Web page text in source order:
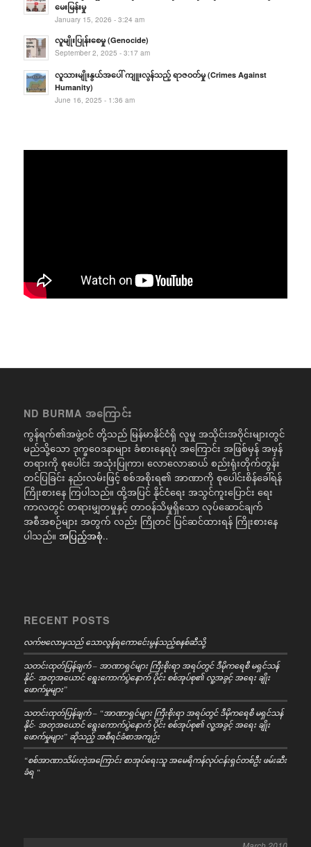
မေးမြန်းမှု
January 15, 2026 - 3:24 am
လူမျိုးပြုန်းစေမှု (Genocide)
September 2, 2025 - 3:17 am
လူသားမျိုးနွယ်အပေါ် ကျူးလွန်သည့် ရာဇဝတ်မှု (Crimes Against
Humanity)
June 16, 2025 - 1:36 am
ND BURMA အကြောင်း
ကွန်ရက်၏အဖွဲ့ဝင် တို့သည် မြန်မာနိုင်ငံရှိ လူမှု အသိုင်းအဝိုင်းများတွင်
မည်သို့သော ဒုက္ခဝေဒနာများ ခံစားနေရပုံ အကြောင်း အဖြစ်မှန် အမှန်
တရားကို စုပေါင်း အသုံးပြုကာ၊ လောလောဆယ် စည်းရုံးတိုက်တွန်း
တင်ပြခြင်း နည်းလမ်းဖြင့် စစ်အစိုးရ၏ အာဏာကို စုပေါင်းစိန်ခေါ်ရန်
ကြိုးစားနေ ကြပါသည်။ ထို့အပြင် နိုင်ငံရေး အသွင်ကူးပြောင်း ရေး
ကာလတွင် တရားမျှတမှုနှင့် တာဝန်သိမှုရှိသော လုပ်ဆောင်ချက်
အစီအစဉ်များ အတွက် လည်း ကြိုတင် ပြင်ဆင်ထားရန် ကြိုးစားနေ
ပါသည်။ အပြည့်အစုံ..
RECENT POSTS
လက်ဗလောမှသည် သောလွန်ရကောင်ေးမွန်သည့်စနစ်ဆီသို့
သတင်းထုတ်ပြန်ချက် – အာဏာရှင်များ ကြီးစိုးရာ အရပ်တွင် ဒီမိုကရေစီ မရှင်သန်
နိုင်- အတုအယောင် ရွေးကောက်ပွဲနောက် ပိုင်း စစ်အုပ်စု၏ လူ့အခွင့် အရေး ချိုး
ဖောက်မှုများ”
သတင်းထုတ်ပြန်ချက် – “အာဏာရှင်များ ကြီးစိုးရာ အရပ်တွင် ဒီမိုကရေစီ မရှင်သန်
နိုင်- အတုအယောင် ရွေးကောက်ပွဲနောက် ပိုင်း စစ်အုပ်စု၏ လူ့အခွင့် အရေး ချိုး
ဖောက်မှုများ” ဆိုသည့် အစီရင်ခံစာအကျဉ်း
“စစ်အာဏာသိမ်းတဲ့အကြောင်း စာအုပ်ရေးသူ အမေရိကန်လုပ်ငန်းရှင်တစ်ဦး ဖမ်းဆီး
ခံရ “